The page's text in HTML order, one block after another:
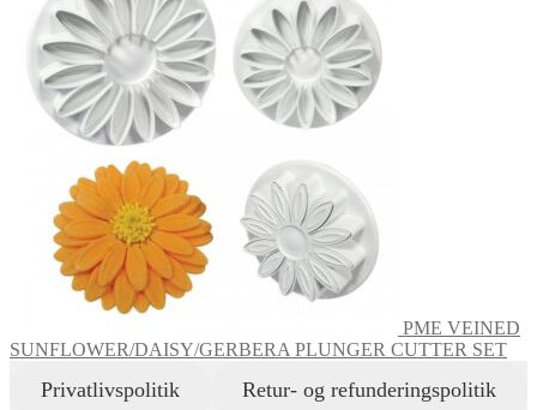
PME VEINED
SUNFLOWER/DAISY/GERBERA PLUNGER CUTTER SET
Privatlivspolitik Retur- og refunderingspolitik